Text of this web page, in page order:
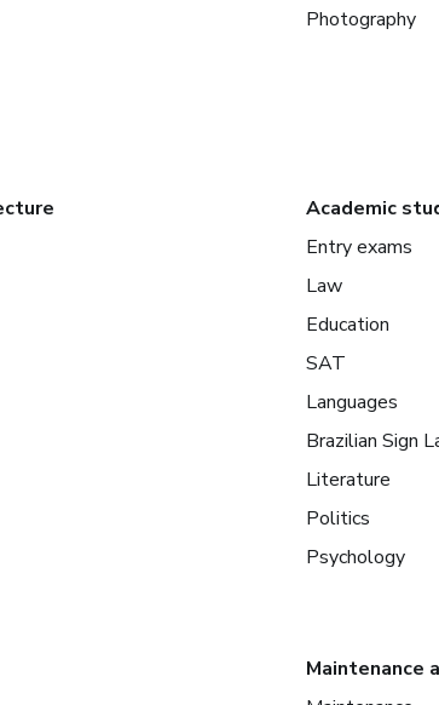
Photography
Academic
Entry exams
Law
Education
SAT
Languages
Brazilian Sign
Literature
Politics
Psychology
Maintenance